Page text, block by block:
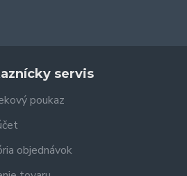
servis
poukaz
objednávok